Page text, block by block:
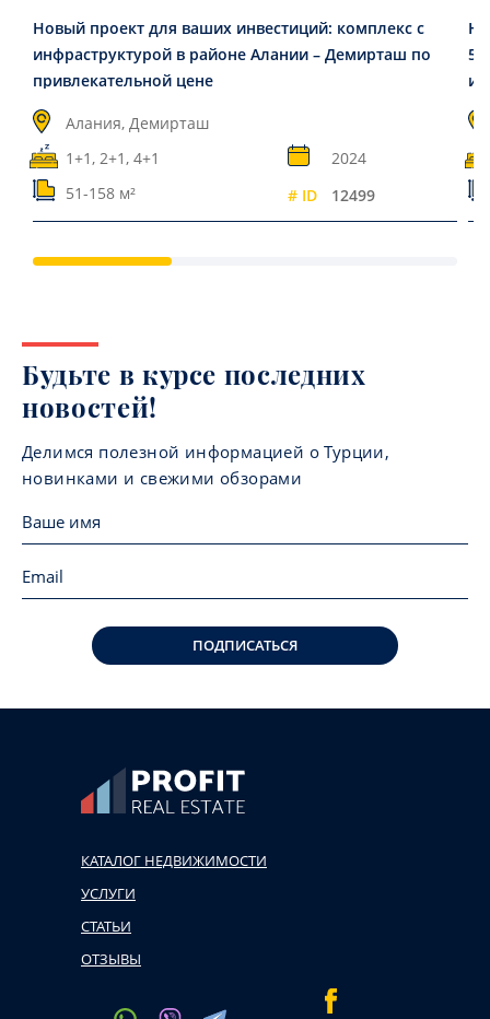
Новый проект для ваших инвестиций: комплекс с
инфраструктурой в районе Алании – Демирташ по
привлекательной цене
Алания, Демирташ
1+1, 2+1, 4+1
2024
51-158 м²
# ID 12499
Будьте в курсе последних
новостей!
Делимся полезной информацией о Турции,
новинками и свежими обзорами
ПОДПИСАТЬСЯ
КАТАЛОГ НЕДВИЖИМОСТИ
УСЛУГИ
СТАТЬИ
ОТЗЫВЫ